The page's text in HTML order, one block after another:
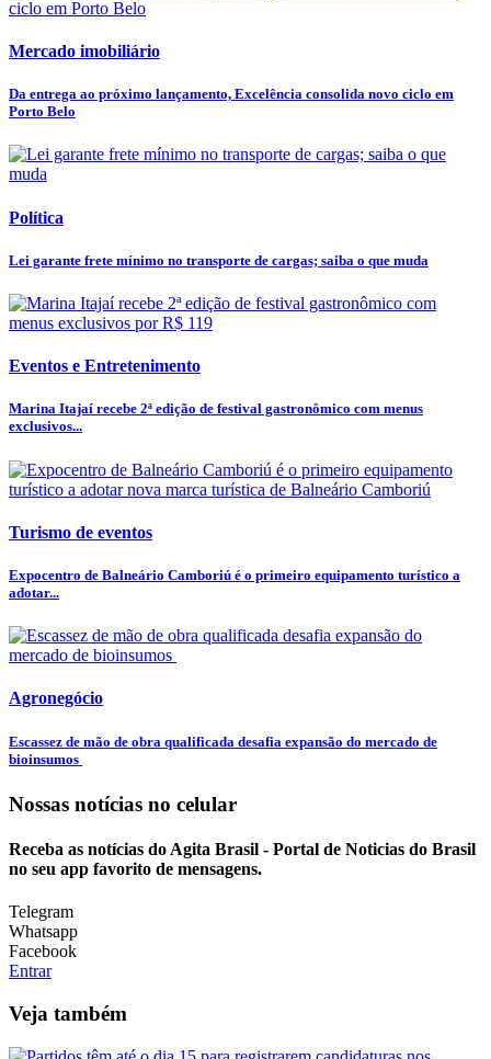
Mercado imobiliário
Da entrega ao próximo lançamento, Excelência consolida novo ciclo em
Porto Belo
Política
Lei garante frete mínimo no transporte de cargas; saiba o que muda
Eventos e Entretenimento
Marina Itajaí recebe 2ª edição de festival gastronômico com menus
exclusivos...
Turismo de eventos
Expocentro de Balneário Camboriú é o primeiro equipamento turístico a
adotar...
Agronegócio
Escassez de mão de obra qualificada desafia expansão do mercado de
bioinsumos
Nossas notícias no celular
Receba as notícias do Agita Brasil - Portal de Noticias do Brasil
no seu app favorito de mensagens.
Telegram
Whatsapp
Facebook
Entrar
Veja também